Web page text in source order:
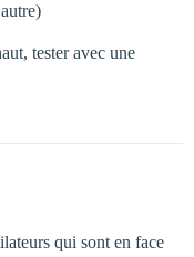
tester avec une
qui sont en face